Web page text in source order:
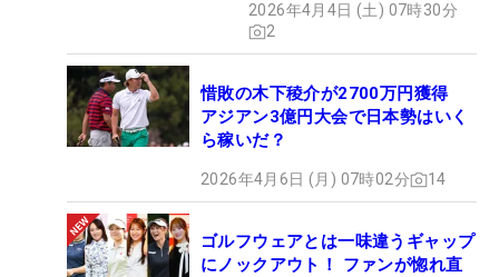
2026年4月4日 (土) 07時30分
2
惜敗の木下稜介が2700万円獲得
アジアン3億円大会で日本勢はいく
ら稼いだ？
2026年4月6日 (月) 07時02分 14
ゴルフウェアとは一味違うギャップ
にノックアウト！ ファンが惚れ直